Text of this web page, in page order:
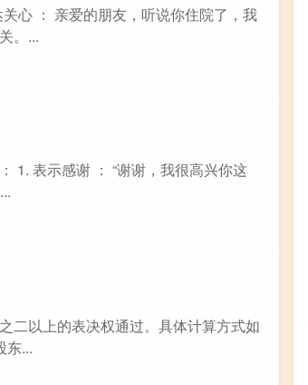
心 ： 亲爱的朋友，听说你住院了，我
。...
1. 表示感谢 ： “谢谢，我很高兴你这
二以上的表决权通过。具体计算方式如
东...